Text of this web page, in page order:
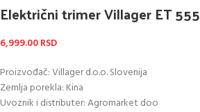
Električni trimer Villager ET 555
6,999.00RSD
Proizvođač: Villager d.o.o. Slovenija
Zemlja porekla: Kina
Uvoznik i distributer: Agromarket doo